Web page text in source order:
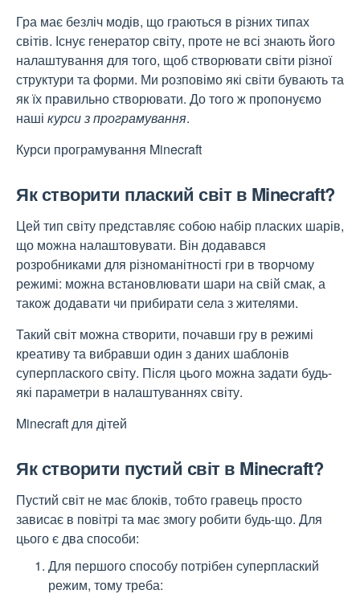
Гра має безліч модів, що граються в різних типах
світів. Існує генератор світу, проте не всі знають його
налаштування для того, щоб створювати світи різної
структури та форми. Ми розповімо які світи бувають та
як їх правильно створювати. До того ж пропонуємо
наші курси з програмування.
Курси програмування Minecraft
Як створити плаский світ в Minecraft?
Цей тип світу представляє собою набір пласких шарів,
що можна налаштовувати. Він додавався
розробниками для різноманітності гри в творчому
режимі: можна встановлювати шари на свій смак, а
також додавати чи прибирати села з жителями.
Такий світ можна створити, почавши гру в режимі
креативу та вибравши один з даних шаблонів
суперплаского світу. Після цього можна задати будь-
які параметри в налаштуваннях світу.
Minecraft для дітей
Як створити пустий світ в Minecraft?
Пустий світ не має блоків, тобто гравець просто
зависає в повітрі та має змогу робити будь-що. Для
цього є два способи:
Для першого способу потрібен суперплаский
режим, тому треба: